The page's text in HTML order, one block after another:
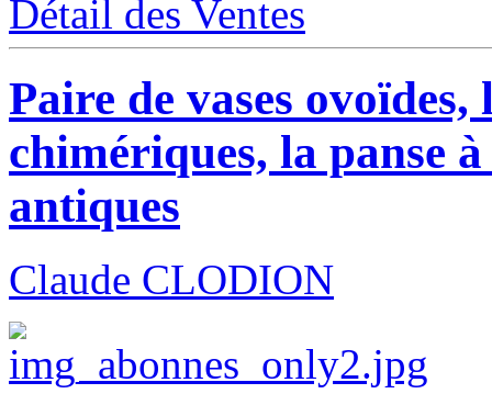
Détail des Ventes
Paire de vases
chimériques, la panse
antiques
Claude CLODION